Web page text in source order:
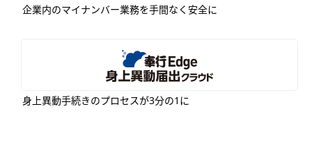
企業内のマイナンバー業務を手間なく安全に
身上異動手続きのプロセスが3分の1に